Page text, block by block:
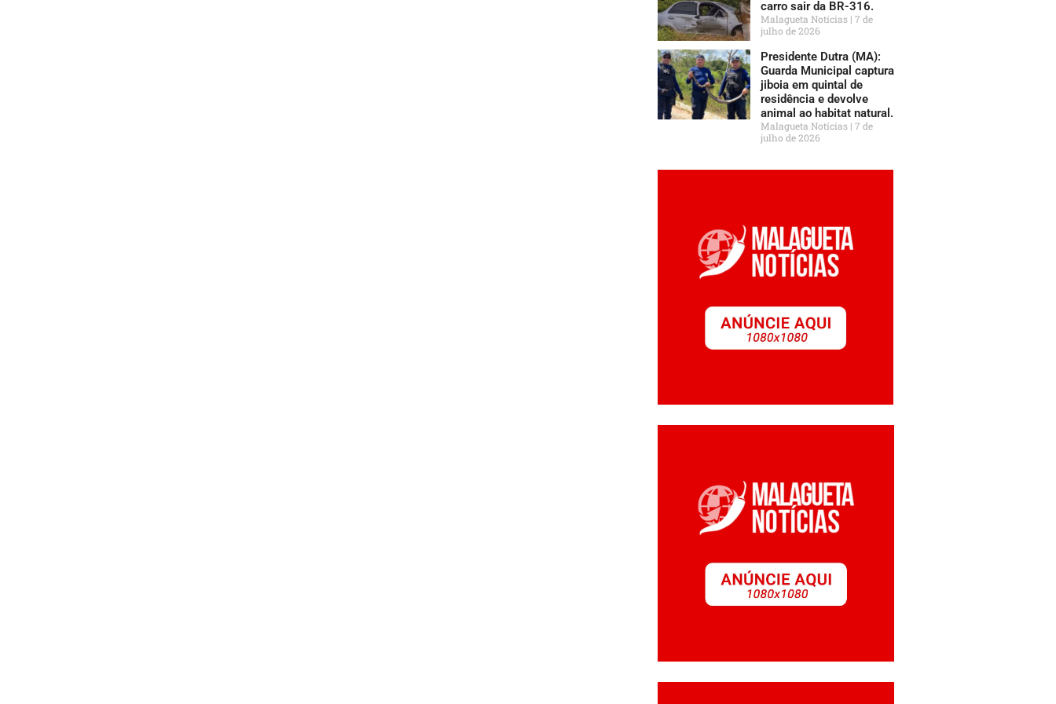
carro sair da BR-316.
Malagueta Notícias 7 de
julho de 2026
Presidente Dutra (MA):
Guarda Municipal captura
jiboia em quintal de
residência e devolve
animal ao habitat natural.
Malagueta Notícias 7 de
julho de 2026